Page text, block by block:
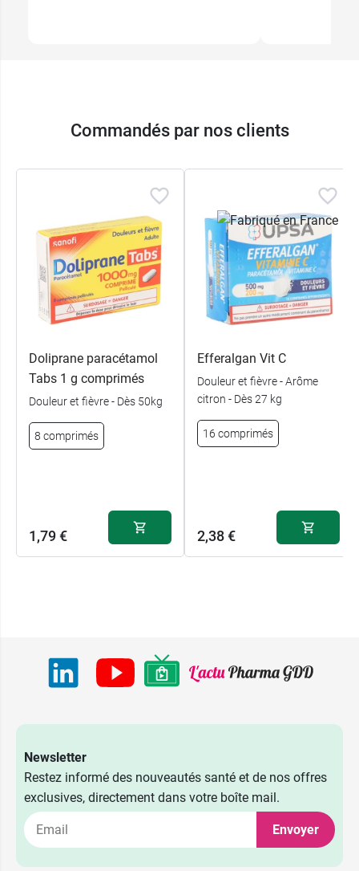
Commandés par nos clients
Doliprane paracétamol
Tabs 1 g comprimés
Douleur et fièvre - Dès 50kg
8 comprimés
1,79 €
Efferalgan Vit C
Douleur et fièvre - Arôme
citron - Dès 27 kg
16 comprimés
2,38 €
Newsletter
Restez informé des nouveautés santé et de nos offres
exclusives, directement dans votre boîte mail.
Envoyer